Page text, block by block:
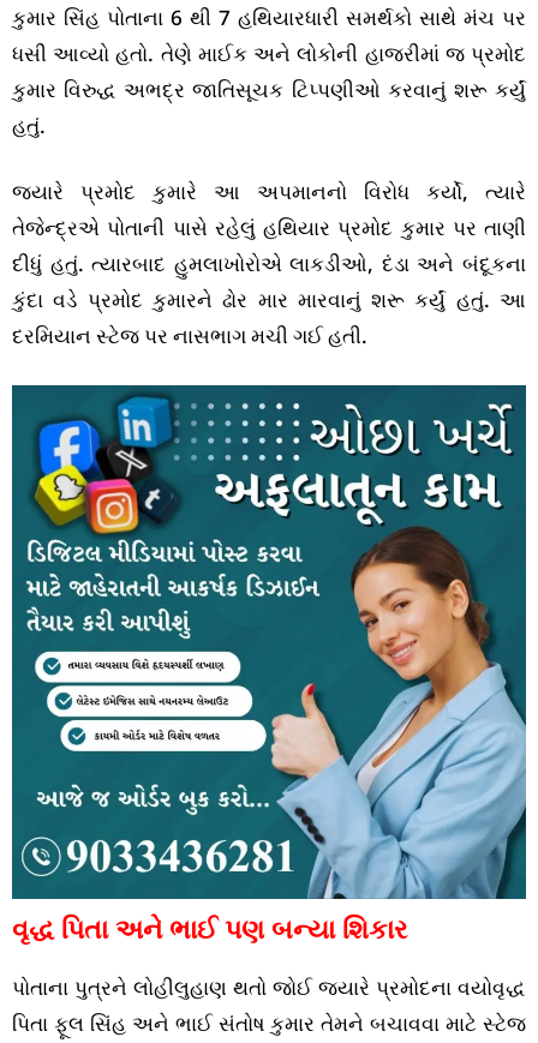
કુમાર સિંહ પોતાના 6 થી 7 હથિયારધારી સમર્થકો સાથે મંચ પર
ધસી આવ્યો હતો. તેણે માઈક અને લોકોની હાજરીમાં જ પ્રમોદ
કુમાર વિરુદ્ધ અભદ્ર જાતિસૂચક ટિપ્પણીઓ કરવાનું શરૂ કર્યું
હતું.
જ્યારે પ્રમોદ કુમારે આ અપમાનનો વિરોધ કર્યો, ત્યારે
તેજેન્દ્રએ પોતાની પાસે રહેલું હથિયાર પ્રમોદ કુમાર પર તાણી
દીધું હતું. ત્યારબાદ હુમલાખોરોએ લાકડીઓ, દંડા અને બંદૂકના
કુંદા વડે પ્રમોદ કુમારને ઢોર માર મારવાનું શરૂ કર્યું હતું. આ
દરમિયાન સ્ટેજ પર નાસભાગ મચી ગઈ હતી.
વૃદ્ધ પિતા અને ભાઈ પણ બન્યા શિકાર
પોતાના પુત્રને લોહીલુહાણ થતો જોઈ જ્યારે પ્રમોદના વયોવૃદ્ધ
પિતા ફૂલ સિંહ અને ભાઈ સંતોષ કુમાર તેમને બચાવવા માટે સ્ટેજ